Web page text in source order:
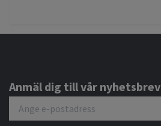
Anmäl dig till vår nyhetsbrev